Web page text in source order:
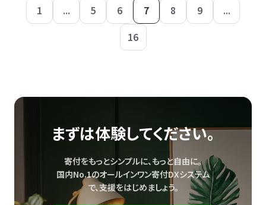
1 ... 5 6 7 8 9
...
16
まずは体験してください。
寄付をもっとシンプルに、もっと自由に。
国内No.1のオールインワン寄付DXシステム
で、支援をはじめましょう。